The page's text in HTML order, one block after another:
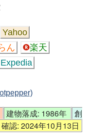
Yahoo
ん
楽天
Expedia
建物落成: 1986年
創
確認: 2024年10月13日